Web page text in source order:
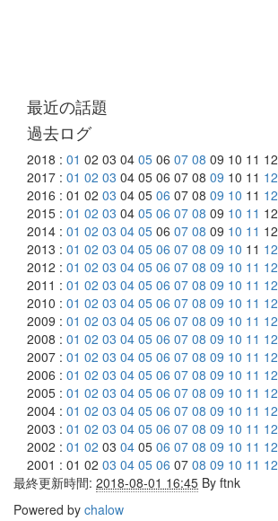
最近の話題
過去ログ
2018 : 01 02 03 04 05 06 07 08 09 10 11 12
2017 : 01 02 03 04 05 06 07 08 09 10 11 12
2016 : 01 02 03 04 05 06 07 08 09 10 11 12
2015 : 01 02 03 04 05 06 07 08 09 10 11 12
2014 : 01 02 03 04 05 06 07 08 09 10 11 12
2013 : 01 02 03 04 05 06 07 08 09 10 11 12
2012 : 01 02 03 04 05 06 07 08 09 10 11 12
2011 : 01 02 03 04 05 06 07 08 09 10 11 12
2010 : 01 02 03 04 05 06 07 08 09 10 11 12
2009 : 01 02 03 04 05 06 07 08 09 10 11 12
2008 : 01 02 03 04 05 06 07 08 09 10 11 12
2007 : 01 02 03 04 05 06 07 08 09 10 11 12
2006 : 01 02 03 04 05 06 07 08 09 10 11 12
2005 : 01 02 03 04 05 06 07 08 09 10 11 12
2004 : 01 02 03 04 05 06 07 08 09 10 11 12
2003 : 01 02 03 04 05 06 07 08 09 10 11 12
2002 : 01 02 03 04 05 06 07 08 09 10 11 12
2001 : 01 02 03 04 05 06 07 08 09 10 11 12
最終更新時間: 2018-08-01 16:45 By ftnk
Powered by chalow